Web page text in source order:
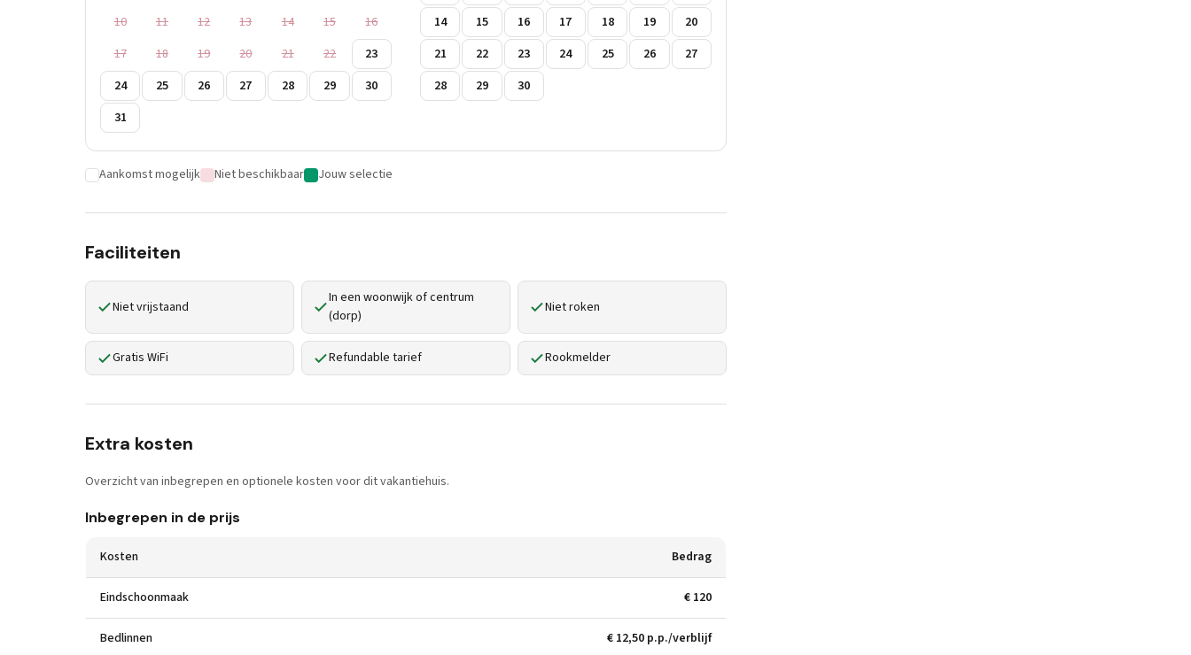
10
11 12 13 14 15
16
17
18 19 20 21 22
23
24
25 26 27 28 29
30
31
14
15 16 17 18 19
20
21
22 23 24 25 26
27
28
29 30
Aankomst mogelijk Niet beschikbaar Jouw selectie
Faciliteiten
Niet vrijstaand
In een woonwijk of centrum
(dorp)
Niet roken
Gratis WiFi Refundable tarief Rookmelder
Extra kosten
Overzicht van inbegrepen en optionele kosten voor dit vakantiehuis.
Inbegrepen in de prijs
Kosten Bedrag
Eindschoonmaak € 120
Bedlinnen € 12,50 p.p./verblijf